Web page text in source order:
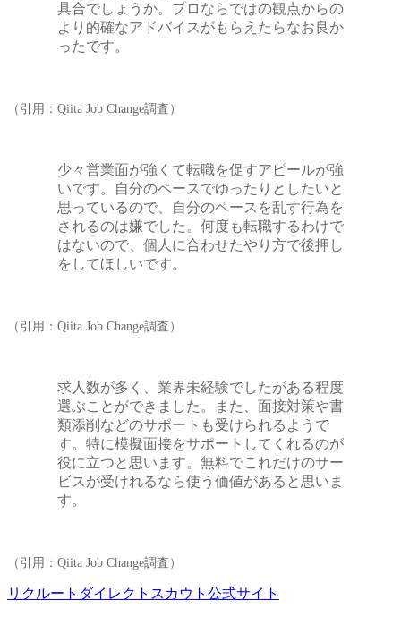
具合でしょうか。プロならではの観点からの
より的確なアドバイスがもらえたらなお良か
ったです。
（引用：Qiita Job Change調査）
少々営業面が強くて転職を促すアピールが強
いです。自分のペースでゆったりとしたいと
思っているので、自分のペースを乱す行為を
されるのは嫌でした。何度も転職するわけで
はないので、個人に合わせたやり方で後押し
をしてほしいです。
（引用：Qiita Job Change調査）
求人数が多く、業界未経験でしたがある程度
選ぶことができました。また、面接対策や書
類添削などのサポートも受けられるようで
す。特に模擬面接をサポートしてくれるのが
役に立つと思います。無料でこれだけのサー
ビスが受けれるなら使う価値があると思いま
す。
（引用：Qiita Job Change調査）
リクルートダイレクトスカウト公式サイト